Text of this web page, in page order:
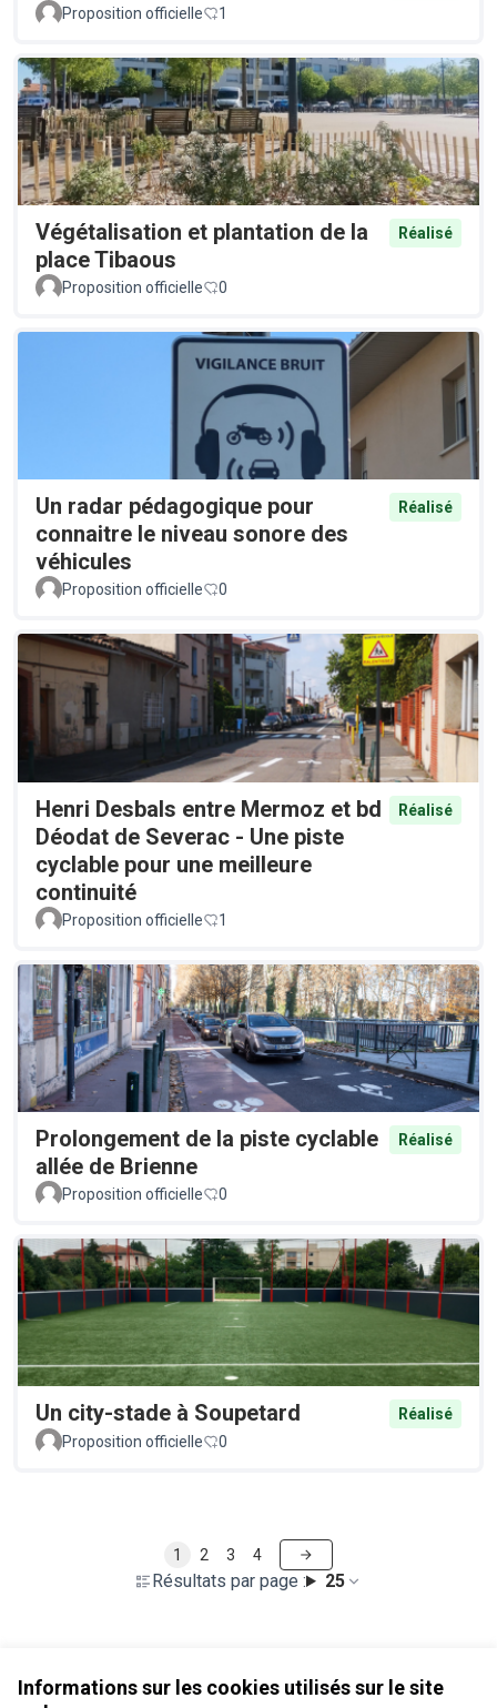
Informations sur les cookies utilisés sur le site
Proposition officielle
1
Végétalisation et plantation de la
place Tibaous
Réalisé
Proposition officielle 0
Un radar pédagogique pour
connaitre le niveau sonore des
véhicules
Réalisé
Proposition officielle 0
Henri Desbals entre Mermoz et bd
Déodat de Severac - Une piste
cyclable pour une meilleure
continuité
Réalisé
Proposition officielle 1
Prolongement de la piste cyclable
allée de Brienne
Réalisé
Proposition officielle 0
Un city-stade à Soupetard
Réalisé
Proposition officielle
0
Résultats par page : 25
1 2 3 4